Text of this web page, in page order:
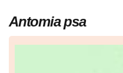
Antomia psa